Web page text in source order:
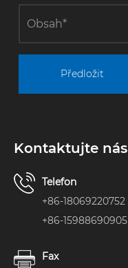
Předložit
Kontaktujte nás
Telefon
+86-18069220752
+86-15988690905
Fax